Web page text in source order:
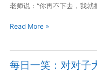
下
了
老师说：“你再不下去，我就
每
我
Read More »
每日一笑：对对子